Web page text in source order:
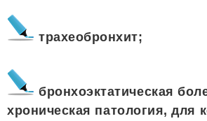
трахеобронхит;
бронхоэктатическая
хроническая патология, для